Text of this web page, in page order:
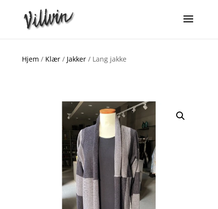
Hjem / Klær/ Jakker/ Lang jakke